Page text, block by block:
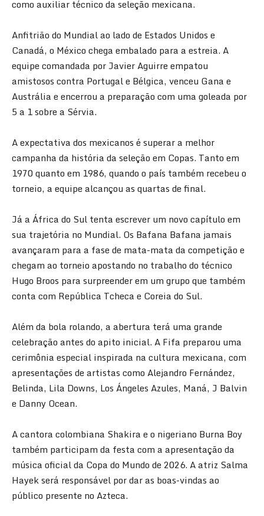
como auxiliar técnico da seleção mexicana.
Anfitrião do Mundial ao lado de Estados Unidos e
Canadá, o México chega embalado para a estreia. A
equipe comandada por Javier Aguirre empatou
amistosos contra Portugal e Bélgica, venceu Gana e
Austrália e encerrou a preparação com uma goleada por
5 a 1 sobre a Sérvia.
A expectativa dos mexicanos é superar a melhor
campanha da história da seleção em Copas. Tanto em
1970 quanto em 1986, quando o país também recebeu o
torneio, a equipe alcançou as quartas de final.
Já a África do Sul tenta escrever um novo capítulo em
sua trajetória no Mundial. Os Bafana Bafana jamais
avançaram para a fase de mata-mata da competição e
chegam ao torneio apostando no trabalho do técnico
Hugo Broos para surpreender em um grupo que também
conta com República Tcheca e Coreia do Sul.
Além da bola rolando, a abertura terá uma grande
celebração antes do apito inicial. A Fifa preparou uma
cerimônia especial inspirada na cultura mexicana, com
apresentações de artistas como Alejandro Fernández,
Belinda, Lila Downs, Los Ángeles Azules, Maná, J Balvin
e Danny Ocean.
A cantora colombiana Shakira e o nigeriano Burna Boy
também participam da festa com a apresentação da
música oficial da Copa do Mundo de 2026. A atriz Salma
Hayek será responsável por dar as boas-vindas ao
público presente no Azteca.